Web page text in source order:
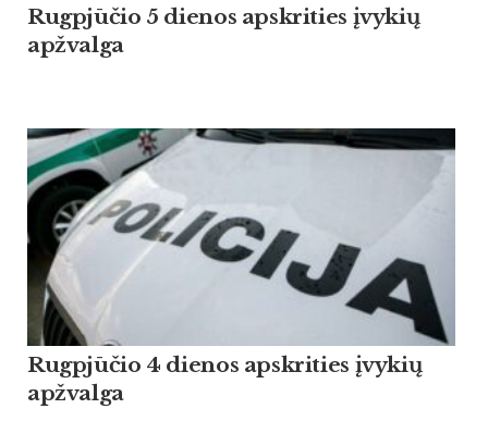
Rugpjūčio 5 dienos apskrities įvykių
apžvalga
Rugpjūčio 4 dienos apskrities įvykių
apžvalga